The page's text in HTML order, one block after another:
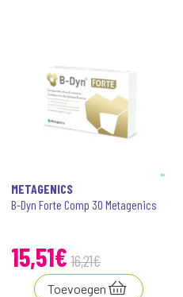
METAGENICS
B-Dyn Forte Comp 30 Metagenics
15,51€ 16,21€
Toevoegen